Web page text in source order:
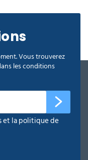
Vous trouverez
les conditions
et la politique de